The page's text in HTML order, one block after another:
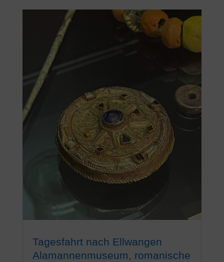
Tagesfahrt nach Ellwangen
Alamannenmuseum, romanische